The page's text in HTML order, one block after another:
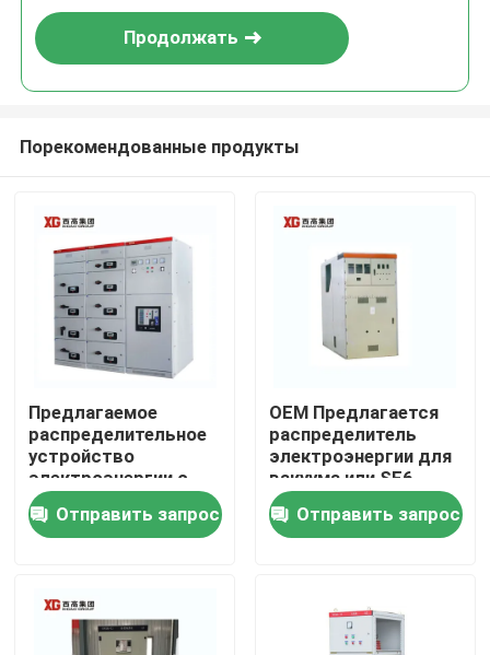
Дом
О нас
Продолжать
Порекомендованные продукты
Предлагаемое
распределительное
устройство
электроэнергии с
номинальным
напряжением до 17,5
кВ от OEM
Отправить запрос
OEM Предлагается
распределитель
электроэнергии для
вакуума или SF6
выключателя и
температуры
окружающей среды
Отправить запрос